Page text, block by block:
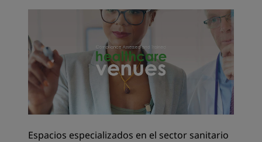
Espacios especializados en el sector sanitario